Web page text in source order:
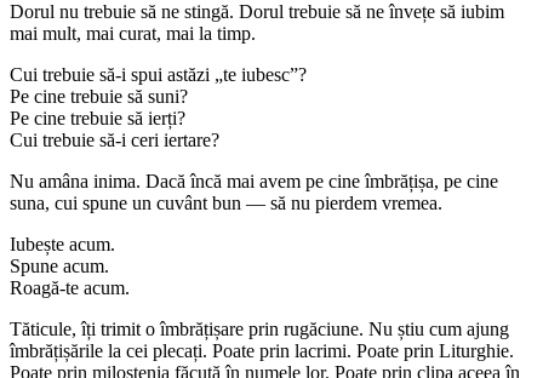
Dorul nu trebuie să ne stingă. Dorul trebuie să ne învețe să iubim
mai mult, mai curat, mai la timp.
Cui trebuie să-i spui astăzi „te iubesc”?
Pe cine trebuie să suni?
Pe cine trebuie să ierți?
Cui trebuie să-i ceri iertare?
Nu amâna inima. Dacă încă mai avem pe cine îmbrățișa, pe cine
suna, cui spune un cuvânt bun — să nu pierdem vremea.
Iubește acum.
Spune acum.
Roagă-te acum.
Tăticule, îți trimit o îmbrățișare prin rugăciune. Nu știu cum ajung
îmbrățișările la cei plecați. Poate prin lacrimi. Poate prin Liturghie.
Poate prin milostenia făcută în numele lor. Poate prin clipa aceea în